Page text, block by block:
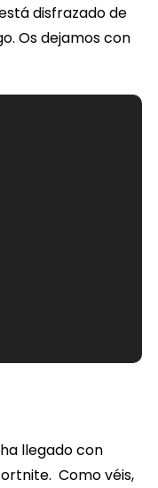
disfrazado de
Os dejamos con
llegado con
Como véis,